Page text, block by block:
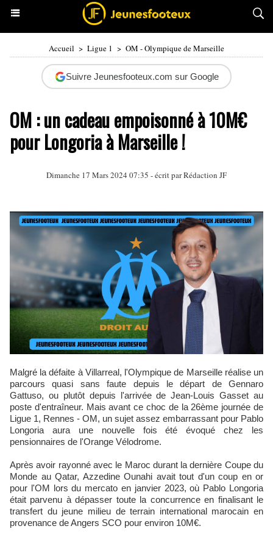
Accueil > Ligue 1 > OM - Olympique de Marseille
Suivre Jeunesfooteux.com sur Google
OM : un cadeau empoisonné à 10M€
pour Longoria à Marseille !
Dimanche 17 Mars 2024 07:35 - écrit par Rédaction JF
Malgré la défaite à Villarreal, l'Olympique de Marseille réalise un
parcours quasi sans faute depuis le départ de Gennaro
Gattuso, ou plutôt depuis l'arrivée de Jean-Louis Gasset au
poste d'entraîneur. Mais avant ce choc de la 26ème journée de
Ligue 1, Rennes - OM, un sujet assez embarrassant pour Pablo
Longoria aura une nouvelle fois été évoqué chez les
pensionnaires de l'Orange Vélodrome.
Après avoir rayonné avec le Maroc durant la dernière Coupe du
Monde au Qatar, Azzedine Ounahi avait tout d'un coup en or
pour l'OM lors du mercato en janvier 2023, où Pablo Longoria
était parvenu à dépasser toute la concurrence en finalisant le
transfert du jeune milieu de terrain international marocain en
provenance de Angers SCO pour environ 10M€.